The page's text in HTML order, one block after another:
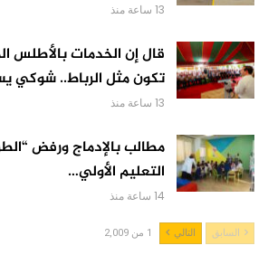
13 ساعة منذ
قال إن الخدمات بالأطلس
تكون مثل الرباط.. شوكي
13 ساعة منذ
مطالب بالإدماج ورفض
التعليم الأولي…
14 ساعة منذ
السابق التالي 1 من 2,009